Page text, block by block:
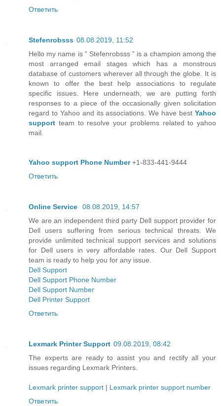
Ответить
Stefenrobsss 08.08.2019, 11:52
Hello my name is “ Stefenrobsss ” is a champion among the
most arranged email stages which has a monstrous
database of customers wherever all through the globe. It is
known to offer the best help associations to regulate
specific issues. Here underneath, we are putting forth
responses to a piece of the occasionally given solicitation
regard to Yahoo and its associations. We have best Yahoo
support team to resolve your problems related to yahoo
mail.
Yahoo support Phone Number+1-833-441-9444
Ответить
Online Service
08.08.2019, 14:57
We are an independent third party Dell support provider for
Dell users suffering from serious technical threats. We
provide unlimited technical support services and solutions
for Dell users in very affordable rates. Our Dell Support
team is ready to help you for any issue.
Dell Support
Dell Support Phone Number
Dell Support Number
Dell Printer Support
Ответить
Lexmark Printer Support 09.08.2019, 08:42
The experts are ready to assist you and rectify all your
issues regarding Lexmark Printers.
Lexmark printer support | Lexmark printer support number
Ответить